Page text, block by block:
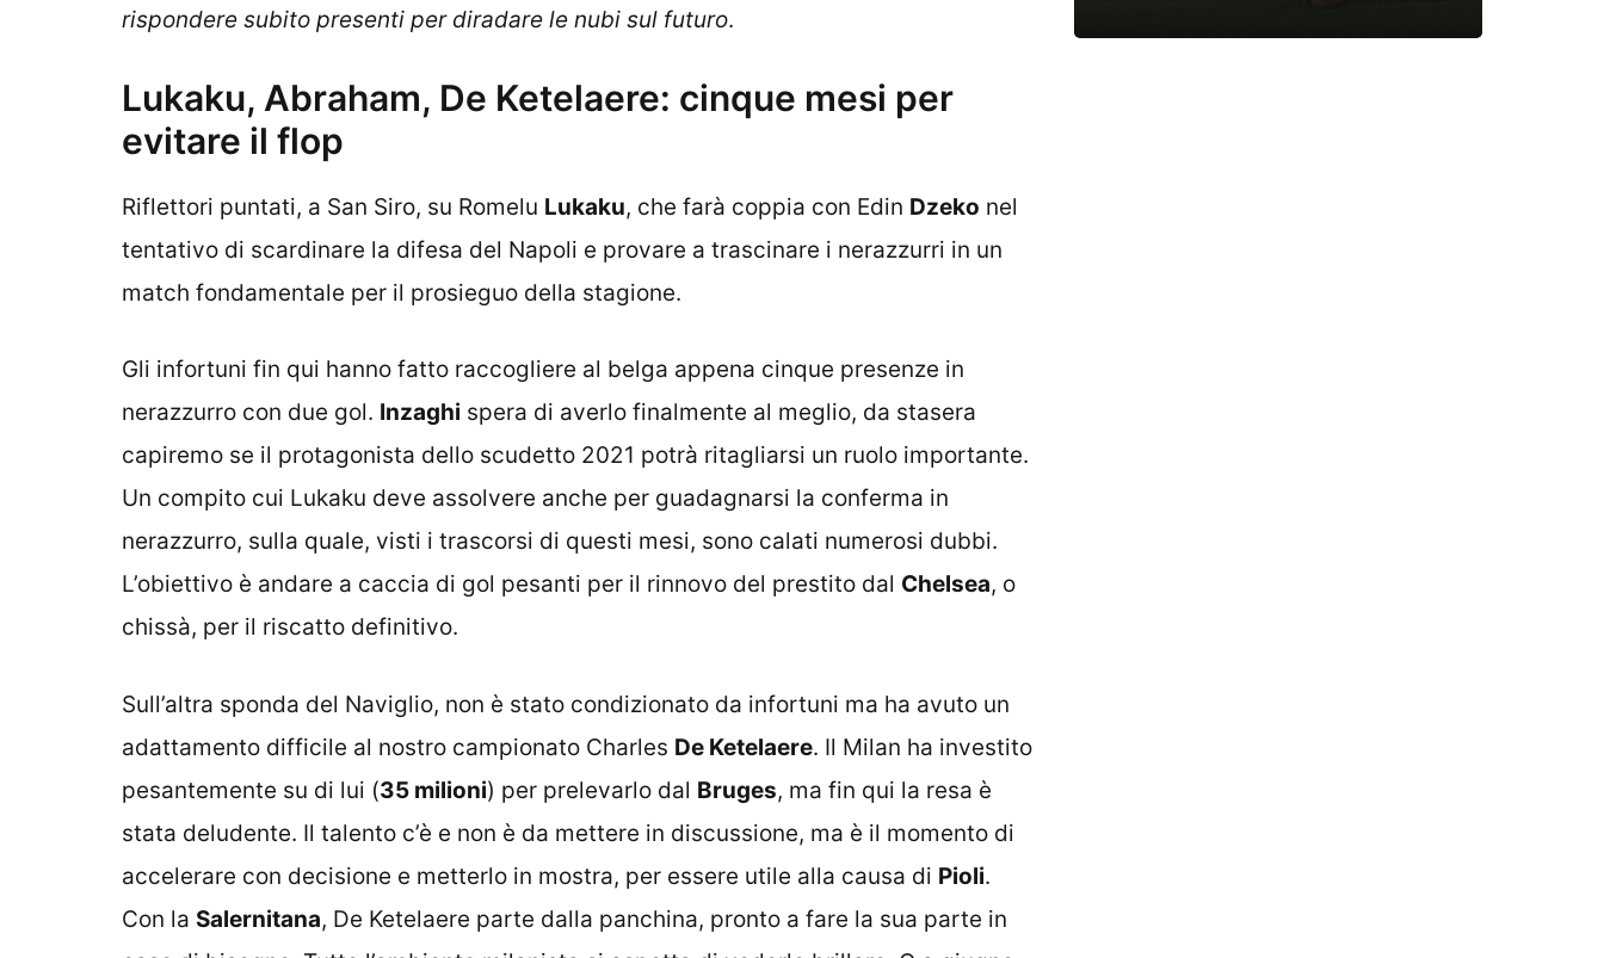
rispondere subito presenti per diradare le nubi sul futuro.
Lukaku, Abraham, De Ketelaere: cinque mesi per
evitare il flop
Riflettori puntati, a San Siro, su Romelu Lukaku, che farà coppia con Edin Dzeko nel
tentativo di scardinare la difesa del Napoli e provare a trascinare i nerazzurri in un
match fondamentale per il prosieguo della stagione.
Gli infortuni fin qui hanno fatto raccogliere al belga appena cinque presenze in
nerazzurro con due gol. Inzaghi spera di averlo finalmente al meglio, da stasera
capiremo se il protagonista dello scudetto 2021 potrà ritagliarsi un ruolo importante.
Un compito cui Lukaku deve assolvere anche per guadagnarsi la conferma in
nerazzurro, sulla quale, visti i trascorsi di questi mesi, sono calati numerosi dubbi.
L’obiettivo è andare a caccia di gol pesanti per il rinnovo del prestito dal Chelsea, o
chissà, per il riscatto definitivo.
Sull’altra sponda del Naviglio, non è stato condizionato da infortuni ma ha avuto un
adattamento difficile al nostro campionato Charles De Ketelaere. Il Milan ha investito
pesantemente su di lui (35 milioni) per prelevarlo dal Bruges, ma fin qui la resa è
stata deludente. Il talento c’è e non è da mettere in discussione, ma è il momento di
accelerare con decisione e metterlo in mostra, per essere utile alla causa di Pioli.
Con la Salernitana, De Ketelaere parte dalla panchina, pronto a fare la sua parte in